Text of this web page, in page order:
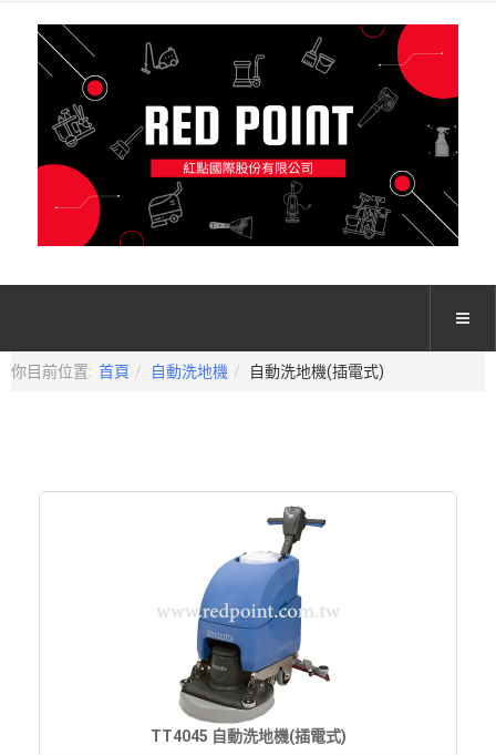
你目前位置: 首頁 自動洗地機 自動洗地機(插電式)
TT4045 自動洗地機(插電式)